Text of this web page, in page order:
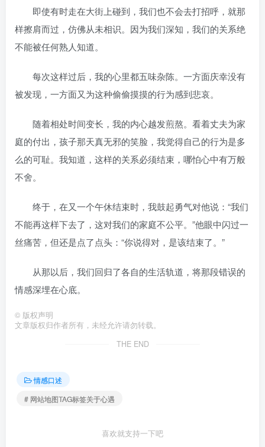
即使有时走在大街上碰到，我们也不会去打招呼，就那
样擦肩而过，仿佛从未相识。因为我们深知，我们的关系绝
不能被任何熟人知道。
每次这样过后，我的心里都五味杂陈。一方面庆幸没有
被发现，一方面又为这种偷偷摸摸的行为感到悲哀。
随着相处时间变长，我的内心越发煎熬。看着丈夫为家
庭的付出，孩子那天真无邪的笑脸，我觉得自己的行为是多
么的可耻。我知道，这样的关系必须结束，哪怕心中有万般
不舍。
终于，在又一个午休结束时，我鼓起勇气对他说：“我们
不能再这样下去了，这对我们的家庭不公平。”他眼中闪过一
丝痛苦，但还是点了点头：“你说得对，是该结束了。”
从那以后，我们回归了各自的生活轨道，将那段错误的
情感深埋在心底。
© 版权声明
文章版权归作者所有，未经允许请勿转载。
THE END
情感口述
# 网站地图TAG标签关于心遇
喜欢就支持一下吧